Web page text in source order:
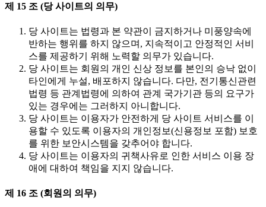
제 15 조 (당 사이트의 의무)
당 사이트는 법령과 본 약관이 금지하거나 미풍양속에
반하는 행위를 하지 않으며, 지속적이고 안정적인 서비
스를 제공하기 위해 노력할 의무가 있습니다.
당 사이트는 회원의 개인 신상 정보를 본인의 승낙 없이
타인에게 누설, 배포하지 않습니다. 다만, 전기통신관련
법령 등 관계법령에 의하여 관계 국가기관 등의 요구가
있는 경우에는 그러하지 아니합니다.
당 사이트는 이용자가 안전하게 당 사이트 서비스를 이
용할 수 있도록 이용자의 개인정보(신용정보 포함) 보호
를 위한 보안시스템을 갖추어야 합니다.
당 사이트는 이용자의 귀책사유로 인한 서비스 이용 장
애에 대하여 책임을 지지 않습니다.
제 16 조 (회원의 의무)